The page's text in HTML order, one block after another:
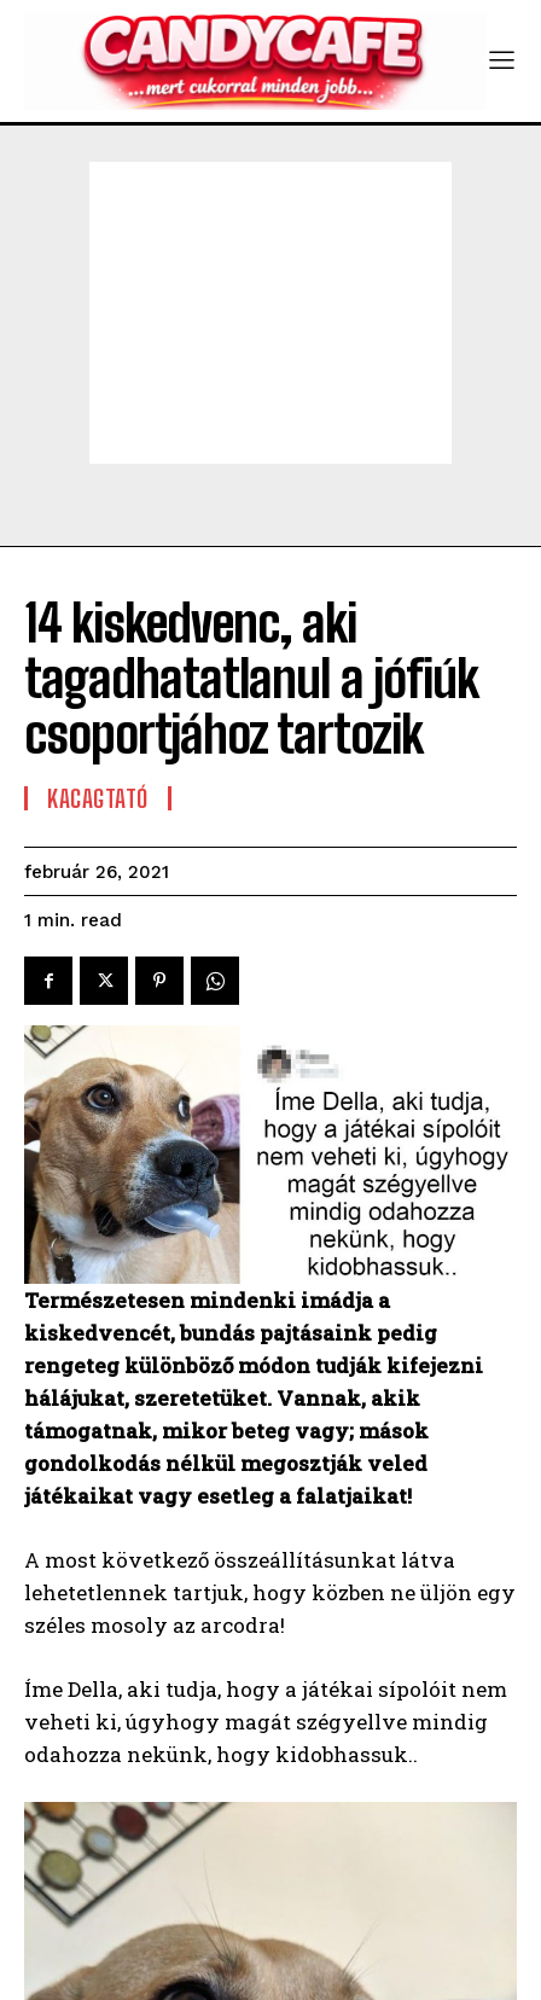
14 kiskedvenc, aki
tagadhatatlanul a jófiúk
csoportjához tartozik
KACAGTATÓ
február 26, 2021
1 min. read
Természetesen mindenki imádja a
kiskedvencét, bundás pajtásaink pedig
rengeteg különböző módon tudják kifejezni
hálájukat, szeretetüket. Vannak, akik
támogatnak, mikor beteg vagy; mások
gondolkodás nélkül megosztják veled
játékaikat vagy esetleg a falatjaikat!
A most következő összeállításunkat látva
lehetetlennek tartjuk, hogy közben ne üljön egy
széles mosoly az arcodra!
Íme Della, aki tudja, hogy a játékai sípolóit nem
veheti ki, úgyhogy magát szégyellve mindig
odahozza nekünk, hogy kidobhassuk..